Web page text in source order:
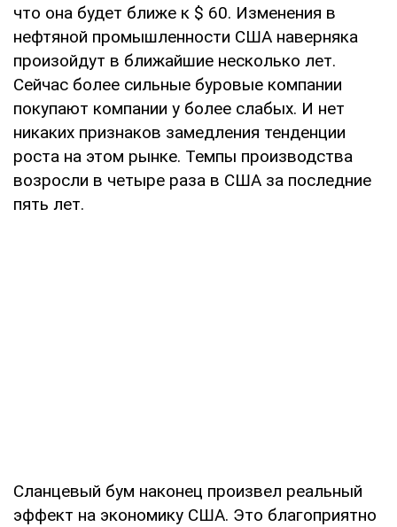
что она будет ближе к $ 60. Изменения в
нефтяной промышленности США наверняка
произойдут в ближайшие несколько лет.
Сейчас более сильные буровые компании
покупают компании у более слабых. И нет
никаких признаков замедления тенденции
роста на этом рынке. Темпы производства
возросли в четыре раза в США за последние
пять лет.
Сланцевый бум наконец произвел реальный
эффект на экономику США. Это благоприятно